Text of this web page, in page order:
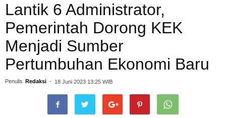
Lantik 6 Administrator,
Pemerintah Dorong KEK
Menjadi Sumber
Pertumbuhan Ekonomi Baru
Penulis Redaksi - 18 Juni 2023 13:25 WIB